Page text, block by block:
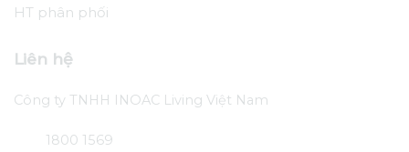
HT phân phối
Liên hệ
Công ty TNHH INOAC Living Việt Nam
1800 1569